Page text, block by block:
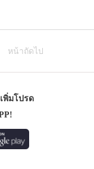
หน้าถัดไป
พิ่มโปรด